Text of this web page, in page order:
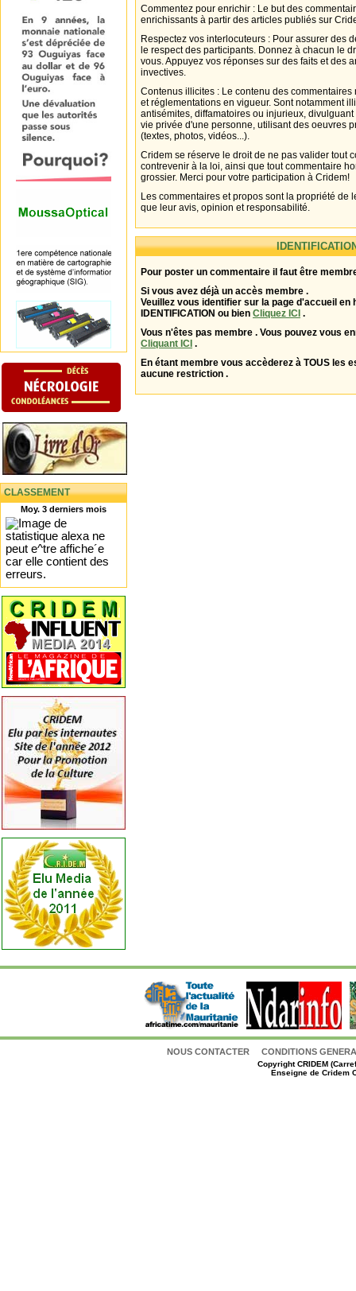
CLASSEMENT
Moy. 3 derniers mois
Commentez pour enrichir : Le but des
enrichissants à partir des articles publiés sur
Respectez vos interlocuteurs : Pour assurer des
le respect des participants. Donnez à chacun le
vous. Appuyez vos réponses sur des faits et des
invectives.
Contenus illicites : Le contenu des
et réglementations en vigueur. Sont notamment
antisémites, diffamatoires ou injurieux,
vie privée d'une personne, utilisant des oeuvres
(textes, photos, vidéos...).
Cridem se réserve le droit de ne pas valider tout
contrevenir à la loi, ainsi que tout commentaire
grossier. Merci pour votre participation à Cridem!
Les commentaires et propos sont la propriété de
que leur avis, opinion et responsabilité.
Pour poster un commentaire il faut être
Si vous avez déjà un accès membre .
Veuillez vous identifier sur la page d'accueil en
IDENTIFICATION ou bien Cliquez ICI .
Vous n'êtes pas membre . Vous pouvez vous
Cliquant ICI .
En étant membre vous accèderez à TOUS les
aucune restriction .
NOUS CONTACTER CONDITIONS
CopyrightCRIDEM
Enseigne de Cridem